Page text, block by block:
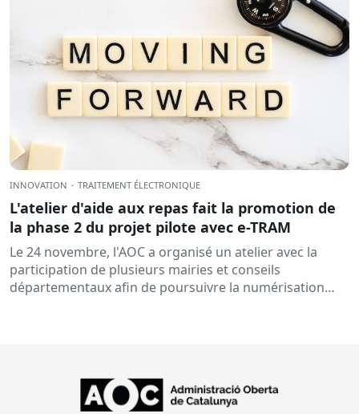
INNOVATION · TRAITEMENT ÉLECTRONIQUE
L'atelier d'aide aux repas fait la promotion de
la phase 2 du projet pilote avec e-TRAM
Le 24 novembre, l'AOC a organisé un atelier avec la
participation de plusieurs mairies et conseils
départementaux afin de poursuivre la numérisation